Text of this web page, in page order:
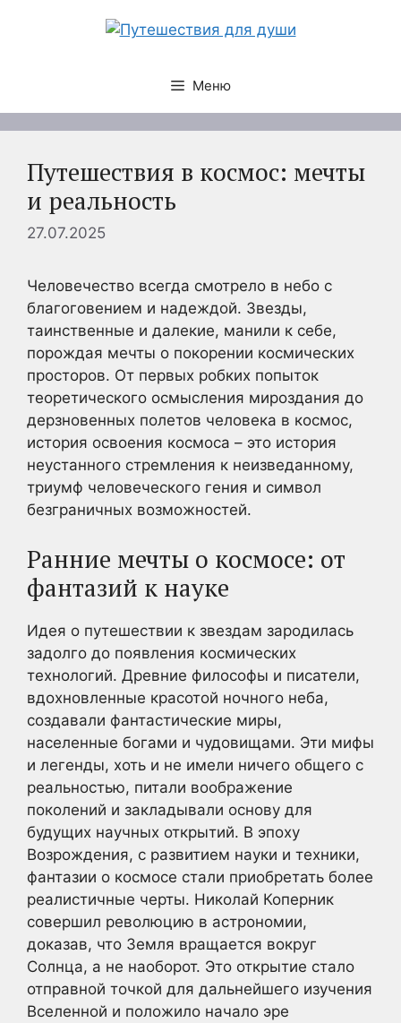
Меню
Путешествия в космос: мечты
и реальность
27.07.2025
Человечество всегда смотрело в небо с
благоговением и надеждой. Звезды,
таинственные и далекие, манили к себе,
порождая мечты о покорении космических
просторов. От первых робких попыток
теоретического осмысления мироздания до
дерзновенных полетов человека в космос,
история освоения космоса – это история
неустанного стремления к неизведанному,
триумф человеческого гения и символ
безграничных возможностей.
Ранние мечты о космосе: от
фантазий к науке
Идея о путешествии к звездам зародилась
задолго до появления космических
технологий. Древние философы и писатели,
вдохновленные красотой ночного неба,
создавали фантастические миры,
населенные богами и чудовищами. Эти мифы
и легенды, хоть и не имели ничего общего с
реальностью, питали воображение
поколений и закладывали основу для
будущих научных открытий. В эпоху
Возрождения, с развитием науки и техники,
фантазии о космосе стали приобретать более
реалистичные черты. Николай Коперник
совершил революцию в астрономии,
доказав, что Земля вращается вокруг
Солнца, а не наоборот. Это открытие стало
отправной точкой для дальнейшего изучения
Вселенной и положило начало эре